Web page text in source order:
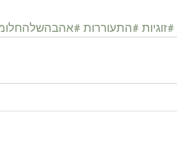
#זוגיות #התעוררות